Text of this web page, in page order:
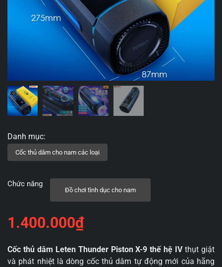
Chức năng
Đồ chơi tình dục cho nam
1.400.000₫
Cốc thủ dâm Leten Thunder Piston X-9 thế hệ IVthụt giật
và phát nhiệt là dòng cốc thủ dâm tự động mới của hãng